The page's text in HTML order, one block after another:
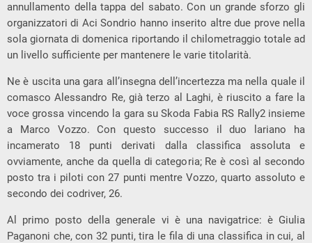
annullamento della tappa del sabato. Con un grande sforzo gli
organizzatori di Aci Sondrio hanno inserito altre due prove nella
sola giornata di domenica riportando il chilometraggio totale ad
un livello sufficiente per mantenere le varie titolarità.
Ne è uscita una gara all’insegna dell’incertezza ma nella quale il
comasco Alessandro Re, già terzo al Laghi, è riuscito a fare la
voce grossa vincendo la gara su Skoda Fabia RS Rally2 insieme
a Marco Vozzo. Con questo successo il duo lariano ha
incamerato 18 punti derivati dalla classifica assoluta e
ovviamente, anche da quella di categoria; Re è così al secondo
posto tra i piloti con 27 punti mentre Vozzo, quarto assoluto e
secondo dei codriver, 26.
Al primo posto della generale vi è una navigatrice: è Giulia
Paganoni che, con 32 punti, tira le fila di una classifica in cui, al